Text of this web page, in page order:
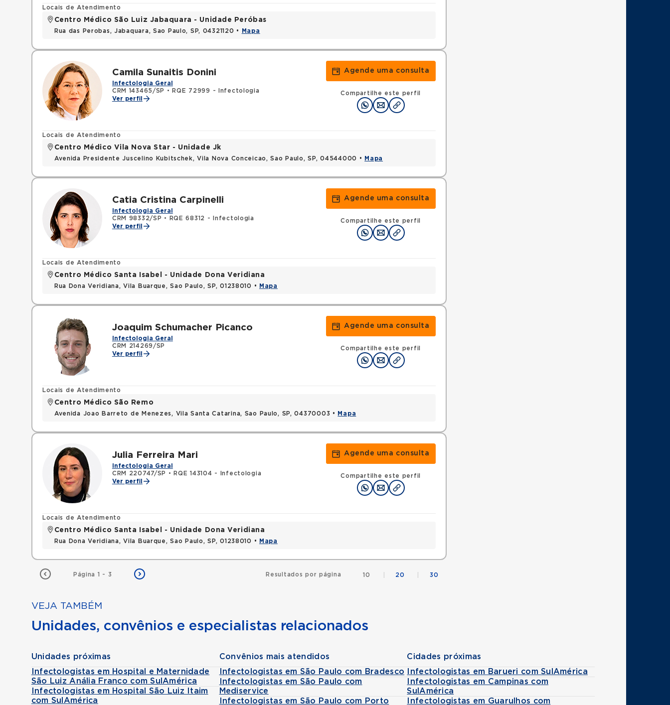
Locais de Atendimento
Centro Médico São Luiz Jabaquara - Unidade Peróbas
Rua das Perobas, Jabaquara, Sao Paulo, SP, 04321120 • Mapa
Camila Sunaitis Donini
Infectologia Geral
CRM 143465/SP
•
RQE 72999 - Infectologia
Ver perfil
Agende uma consulta
Compartilhe este perfil
Locais de Atendimento
Centro Médico Vila Nova Star - Unidade Jk
Avenida Presidente Juscelino Kubitschek, Vila Nova Conceicao, Sao Paulo, SP, 04544000 • Mapa
Catia Cristina Carpinelli
Infectologia Geral
CRM 98332/SP •
RQE 68312 - Infectologia
Ver perfil
Agende uma consulta
Compartilhe este perfil
Locais de Atendimento
Centro Médico Santa Isabel - Unidade Dona Veridiana
Rua Dona Veridiana, Vila Buarque, Sao Paulo, SP, 01238010 • Mapa
Joaquim Schumacher Picanco
Infectologia Geral
CRM 214269/SP
Ver perfil
Agende uma consulta
Compartilhe este perfil
Locais de Atendimento
Centro Médico São Remo
Avenida Joao Barreto de Menezes, Vila Santa Catarina, Sao Paulo, SP, 04370003 • Mapa
Julia Ferreira Mari
Infectologia Geral
CRM 220747/SP
•
RQE 143104 - Infectologia
Ver perfil
Agende uma consulta
Compartilhe este perfil
Locais de Atendimento
Centro Médico Santa Isabel - Unidade Dona Veridiana
Rua Dona Veridiana, Vila Buarque, Sao Paulo, SP, 01238010 • Mapa
Página 1 - 3 Resultados por página 10 20 30
VEJA TAMBÉM
Unidades, convênios e especialistas relacionados
Unidades próximas
Infectologistas em Hospital e Maternidade
São Luiz Anália Franco com SulAmérica
Infectologistas em Hospital São Luiz Itaim
com SulAmérica
Convênios mais atendidos
Infectologistas em São Paulo com Bradesco
Infectologistas em São Paulo com
Mediservice
Infectologistas em São Paulo com Porto
Cidades próximas
Infectologistas em Barueri com SulAmérica
Infectologistas em Campinas com
SulAmérica
Infectologistas em Guarulhos com